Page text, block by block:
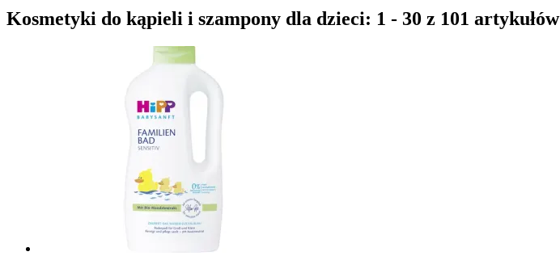
Kosmetyki do kąpieli i szampony dla dzieci: 1 - 30 z 101 artykułów